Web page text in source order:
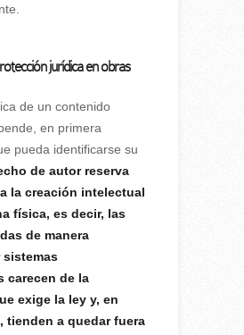
jurídica en obras
de un contenido
en primera
pueda identificarse su
de autor reserva
la creación intelectual
física, es decir, las
de manera
carecen de la
exige la ley y, en
tienden a quedar fuera